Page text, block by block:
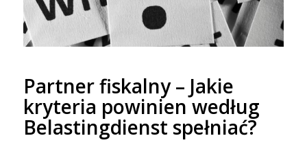
Partner fiskalny – Jakie
kryteria powinien według
Belastingdienst spełniać?